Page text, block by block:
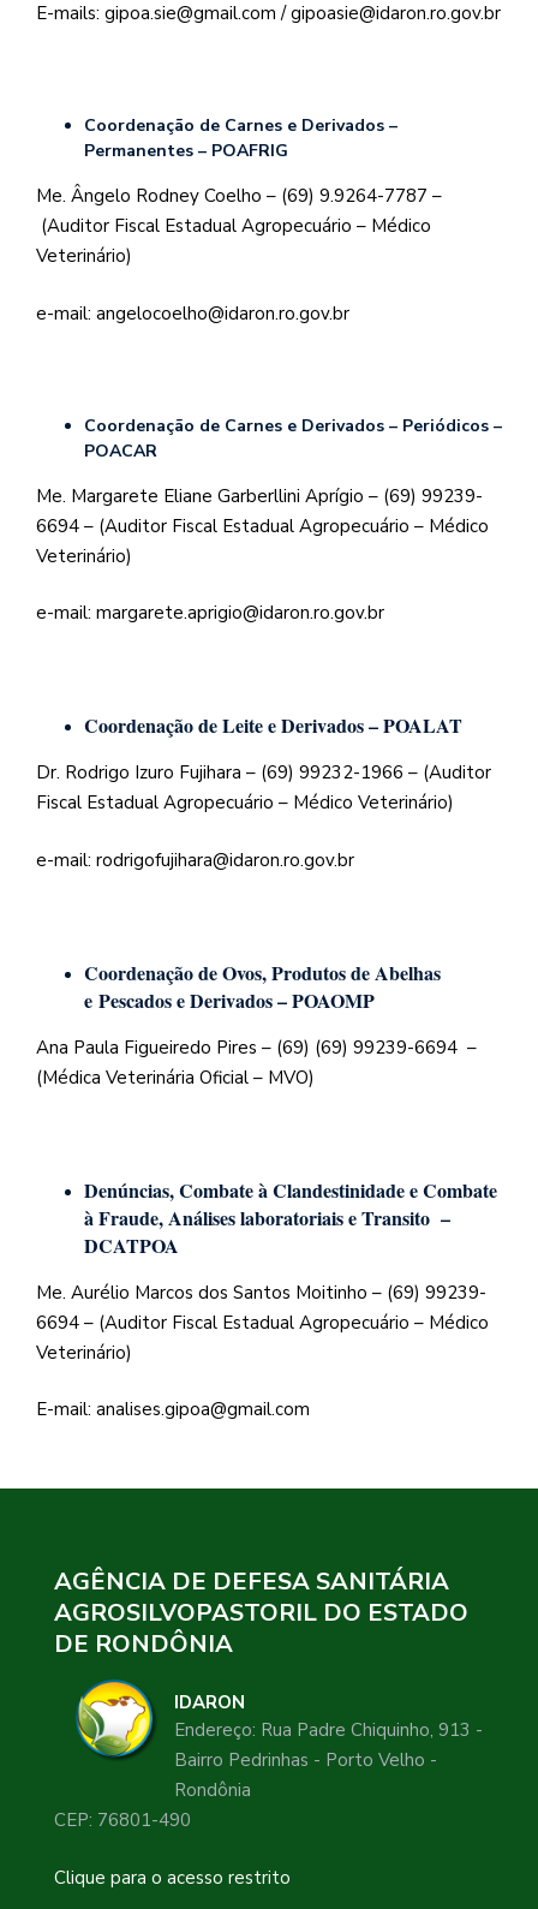
E-mails: gipoa.sie@gmail.com / gipoasie@idaron.ro.gov.br
Coordenação de Carnes e Derivados –
Permanentes – POAFRIG
Me. Ângelo Rodney Coelho – (69) 9.9264-7787 –
(Auditor Fiscal Estadual Agropecuário – Médico
Veterinário)
e-mail: angelocoelho@idaron.ro.gov.br
Coordenação de Carnes e Derivados – Periódicos –
POACAR
Me. Margarete Eliane Garberllini Aprígio – (69) 99239-
6694 – (Auditor Fiscal Estadual Agropecuário – Médico
Veterinário)
e-mail: margarete.aprigio@idaron.ro.gov.br
Coordenação de Leite e Derivados – POALAT
Dr. Rodrigo Izuro Fujihara – (69) 99232-1966 – (Auditor
Fiscal Estadual Agropecuário – Médico Veterinário)
e-mail: rodrigofujihara@idaron.ro.gov.br
Coordenação de Ovos, Produtos de Abelhas
e Pescados e Derivados – POAOMP
Ana Paula Figueiredo Pires – (69) (69) 99239-6694 –
(Médica Veterinária Oficial – MVO)
Denúncias, Combate à Clandestinidade e Combate
à Fraude, Análises laboratoriais e Transito –
DCATPOA
Me. Aurélio Marcos dos Santos Moitinho – (69) 99239-
6694 – (Auditor Fiscal Estadual Agropecuário – Médico
Veterinário)
E-mail: analises.gipoa@gmail.com
AGÊNCIA DE DEFESA SANITÁRIA
AGROSILVOPASTORIL DO ESTADO
DE RONDÔNIA
IDARON
Endereço: Rua Padre Chiquinho, 913 -
Bairro Pedrinhas - Porto Velho -
Rondônia
CEP: 76801-490
Clique para o acesso restrito